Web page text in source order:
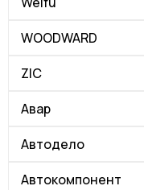
WOODWARD
ZIC
Авар
Автодело
Автокомпонент